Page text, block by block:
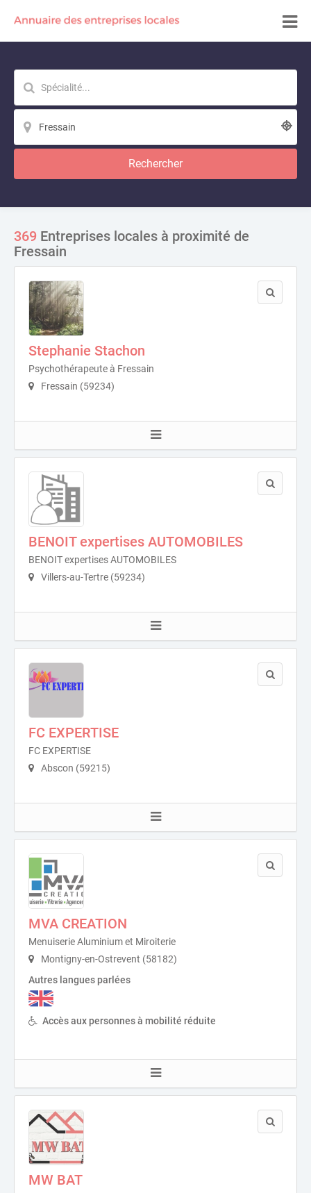
Rechercher
369 Entreprises locales à proximité de
Fressain
Stephanie Stachon
Psychothérapeute à Fressain
Fressain (59234)
BENOIT expertises AUTOMOBILES
BENOIT expertises AUTOMOBILES
Villers-au-Tertre (59234)
FC EXPERTISE
FC EXPERTISE
Abscon (59215)
MVA CREATION
Menuiserie Aluminium et Miroiterie
Montigny-en-Ostrevent (58182)
Autres langues parlées
Accès aux personnes à mobilité réduite
MW BAT